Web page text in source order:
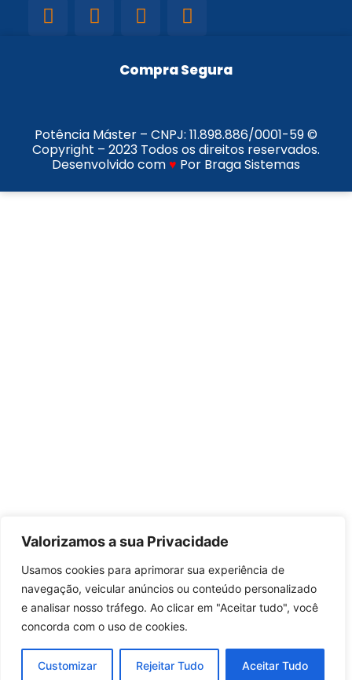
Valorizamos a sua Privacidade
Usamos cookies para aprimorar sua experiência de
navegação, veicular anúncios ou conteúdo personalizado
e analisar nosso tráfego. Ao clicar em "Aceitar tudo", você
concorda com o uso de cookies.
Customizar Rejeitar Tudo Aceitar Tudo
Compra Segura
Potência Máster – CNPJ: 11.898.886/0001-59©
Copyright – 2023 Todos os direitos reservados.
Desenvolvido com♥ Por Braga Sistemas